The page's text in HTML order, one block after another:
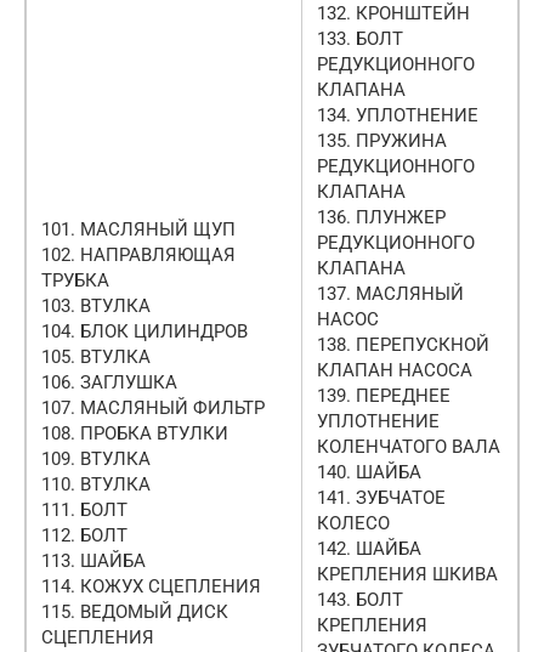
101. МАСЛЯНЫЙ ЩУП
102. НАПРАВЛЯЮЩАЯ
ТРУБКА
103. ВТУЛКА
104. БЛОК ЦИЛИНДРОВ
105. ВТУЛКА
106. ЗАГЛУШКА
107. МАСЛЯНЫЙ ФИЛЬТР
108. ПРОБКА ВТУЛКИ
109. ВТУЛКА
110. ВТУЛКА
111. БОЛТ
112. БОЛТ
113. ШАЙБА
114. КОЖУХ СЦЕПЛЕНИЯ
115. ВЕДОМЫЙ ДИСК
СЦЕПЛЕНИЯ
132. КРОНШТЕЙН
133. БОЛТ
РЕДУКЦИОННОГО
КЛАПАНА
134. УПЛОТНЕНИЕ
135. ПРУЖИНА
РЕДУКЦИОННОГО
КЛАПАНА
136. ПЛУНЖЕР
РЕДУКЦИОННОГО
КЛАПАНА
137. МАСЛЯНЫЙ
НАСОС
138. ПЕРЕПУСКНОЙ
КЛАПАН НАСОСА
139. ПЕРЕДНЕЕ
УПЛОТНЕНИЕ
КОЛЕНЧАТОГО ВАЛА
140. ШАЙБА
141. ЗУБЧАТОЕ
КОЛЕСО
142. ШАЙБА
КРЕПЛЕНИЯ ШКИВА
143. БОЛТ
КРЕПЛЕНИЯ